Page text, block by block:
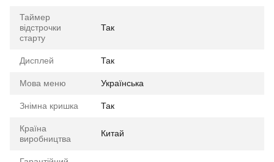
Таймер
відстрочки
старту
Так
Дисплей Так
Мова меню Українська
Знімна кришка Так
Країна
виробництва
Китай